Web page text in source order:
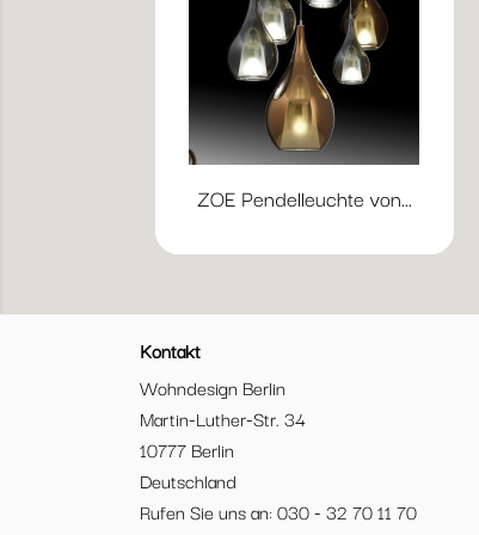
ZOE Pendelleuchte von...
Kontakt
Wohndesign Berlin
Martin-Luther-Str. 34
10777 Berlin
Deutschland
Rufen Sie uns an: 030 - 32 70 11 70